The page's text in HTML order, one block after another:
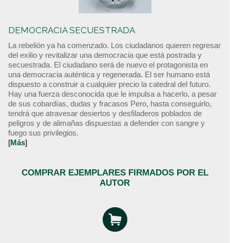
DEMOCRACIA SECUESTRADA
La rebelión ya ha comenzado. Los ciudadanos quieren regresar
del exilio y revitalizar una democracia que está postrada y
secuestrada. El ciudadano será de nuevo el protagonista en
una democracia auténtica y regenerada. El ser humano está
dispuesto a construir a cualquier precio la catedral del futuro.
Hay una fuerza desconocida que le impulsa a hacerlo, a pesar
de sus cobardías, dudas y fracasos Pero, hasta conseguirlo,
tendrá que atravesar desiertos y desfiladeros poblados de
peligros y de alimañas dispuestas a defender con sangre y
fuego sus privilegios.
[Más]
COMPRAR EJEMPLARES FIRMADOS POR EL
AUTOR